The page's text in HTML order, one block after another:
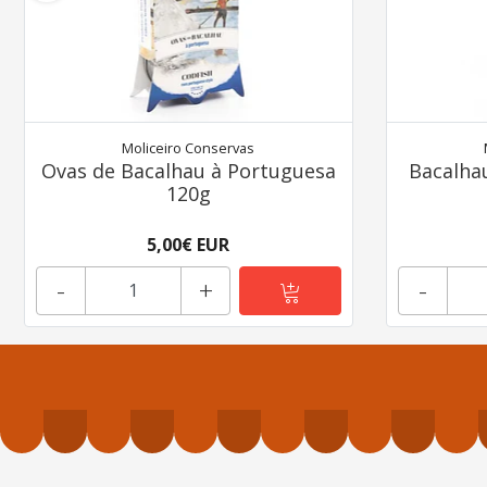
Moliceiro Conservas
Ovas de Bacalhau à Portuguesa
120g
5,00€ EUR
+
- -